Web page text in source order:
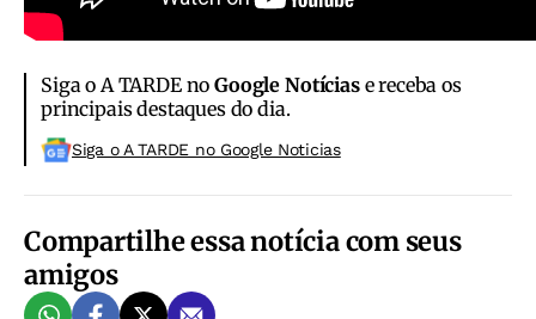
Siga o A TARDE noGoogle Notíciase receba os
principais destaques do dia.
Siga o A TARDE no Google Noticias
Compartilhe essa notícia com seus
amigos